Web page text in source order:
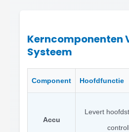
Kerncomponenten
Systeem
Component Hoofdfunctie
Accu
Levert